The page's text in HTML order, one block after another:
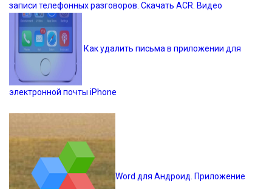
записи телефонных разговоров. Скачать ACR. Видео
Как удалить письма в приложении для
электронной почты iPhone
Word для Андроид. Приложение